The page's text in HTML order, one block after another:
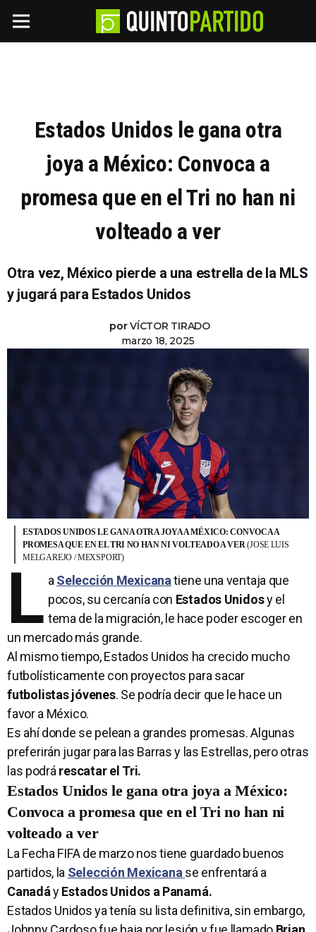
Estados Unidos le gana otra
joya a México: Convoca a
promesa que en el Tri no han ni
volteado a ver
Otra vez, México pierde a una estrella de la MLS
y jugará para Estados Unidos
porVÍCTOR TIRADO
marzo 18, 2025
ESTADOS UNIDOS LE GANA OTRA JOYA A MÉXICO: CONVOCA A
PROMESA QUE EN EL TRI NO HAN NI VOLTEADO A VER(JOSE LUIS
MELGAREJO / MEXSPORT)
L aSelección Mexicanatiene una ventaja que
pocos, su cercanía con Estados Unidosy el
tema de la migración, le hace poder escoger en
un mercado más grande.
Al mismo tiempo, Estados Unidos ha crecido mucho
futbolísticamente con proyectos para sacar
futbolistas jóvenes. Se podría decir que le hace un
favor a México.
Es ahí donde se pelean a grandes promesas. Algunas
preferirán jugar para las Barras y las Estrellas, pero otras
las podrárescatar el Tri.
Estados Unidos le gana otra joya a México:
Convoca a promesa que en el Tri no han ni
volteado a ver
La Fecha FIFA de marzo nos tiene guardado buenos
partidos, la Selección Mexicana se enfrentará a
CanadáyEstados Unidos a Panamá.
Estados Unidos ya tenía su lista definitiva, sin embargo,